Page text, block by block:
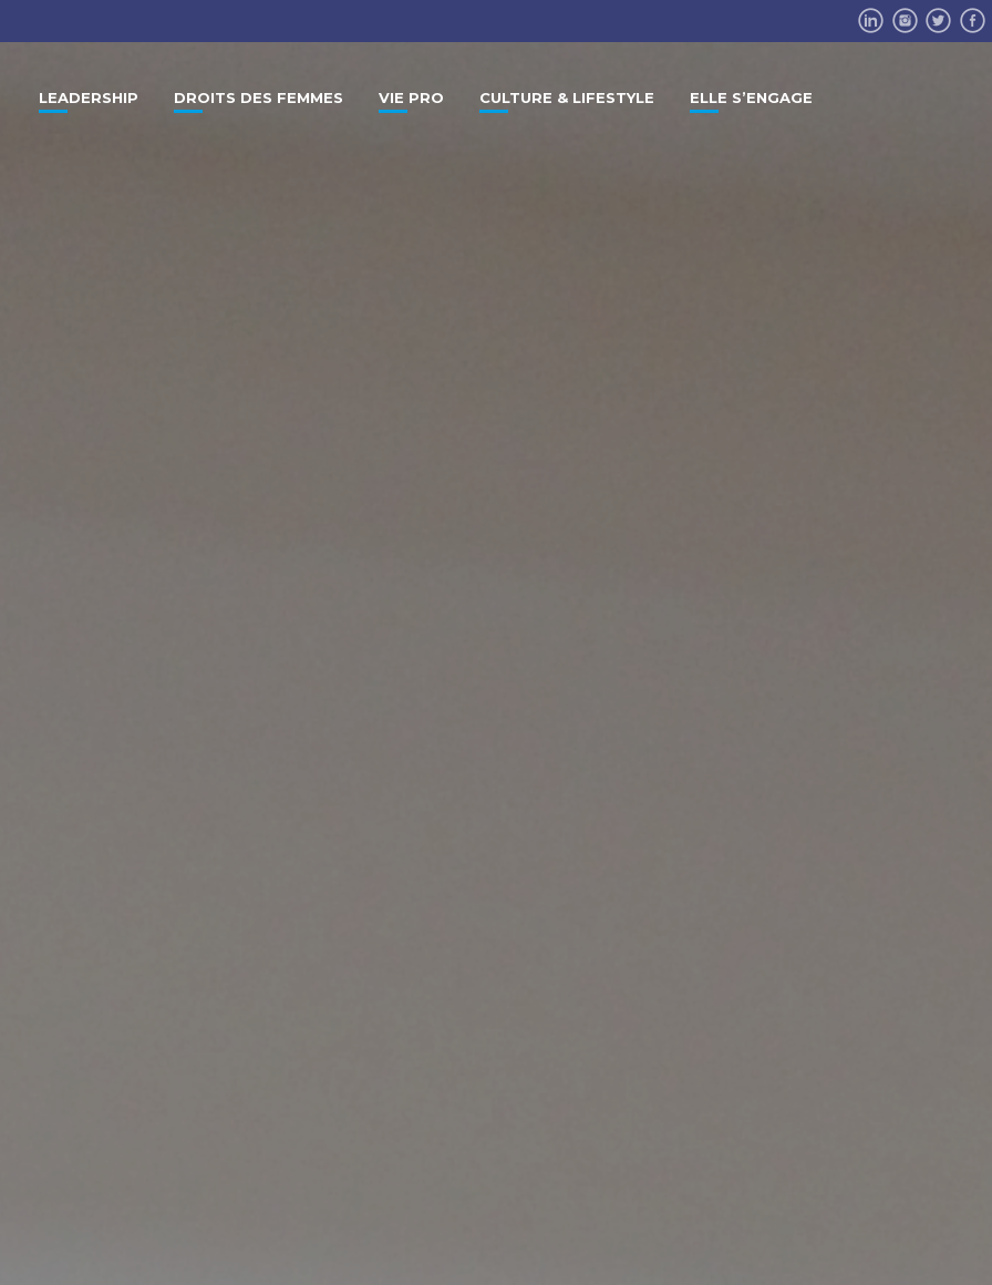
LEADERSHIP DROITS DES FEMMES VIE PRO CULTURE & LIFESTYLE ELLE S’ENGAGE